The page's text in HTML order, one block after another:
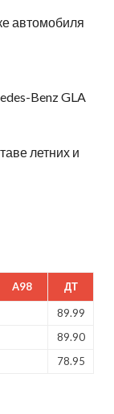
автомобиля
Benz GLA
летних и
A98 ДТ
89.99
89.90
78.95